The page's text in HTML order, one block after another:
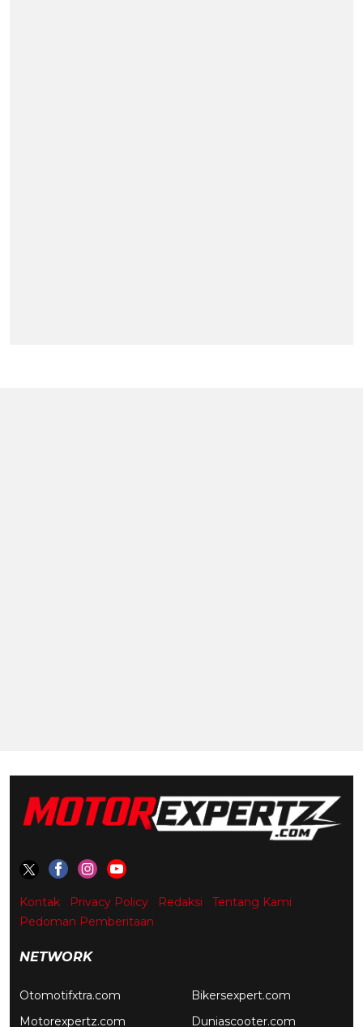
Kontak Privacy Policy Redaksi
Tentang Kami
Pedoman Pemberitaan
NETWORK
Otomotifxtra.com
Motorexpertz.com
Bikersexpert.com
Duniascooter.com